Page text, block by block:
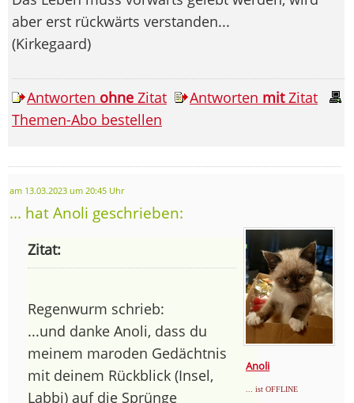
aber erst rückwärts verstanden...
(Kirkegaard)
Antworten ohne Zitat Antworten mitZitat
Themen-Abo bestellen
am 13.03.2023 um 20:45 Uhr
... hat Anoli geschrieben:
Anoli
... ist OFFLINE
Zitat:
Regenwurm schrieb:
...und danke Anoli, dass du
meinem maroden Gedächtnis
mit deinem Rückblick (Insel,
Labbi) auf die Sprünge